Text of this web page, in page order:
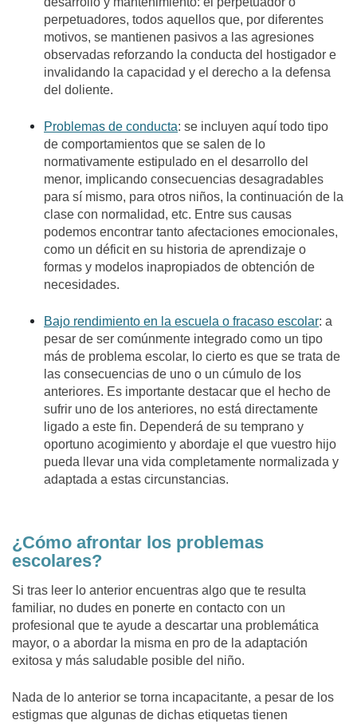
perpetuadores, todos aquellos que, por diferentes
motivos, se mantienen pasivos a las agresiones
observadas reforzando la conducta del hostigador e
invalidando la capacidad y el derecho a la defensa
del doliente.
Problemas de conducta: se incluyen aquí todo tipo
de comportamientos que se salen de lo
normativamente estipulado en el desarrollo del
menor, implicando consecuencias desagradables
para sí mismo, para otros niños, la continuación de la
clase con normalidad, etc. Entre sus causas
podemos encontrar tanto afectaciones emocionales,
como un déficit en su historia de aprendizaje o
formas y modelos inapropiados de obtención de
necesidades.
Bajo rendimiento en la escuela o fracaso escolar: a
pesar de ser comúnmente integrado como un tipo
más de problema escolar, lo cierto es que se trata de
las consecuencias de uno o un cúmulo de los
anteriores. Es importante destacar que el hecho de
sufrir uno de los anteriores, no está directamente
ligado a este fin. Dependerá de su temprano y
oportuno acogimiento y abordaje el que vuestro hijo
pueda llevar una vida completamente normalizada y
adaptada a estas circunstancias.
¿Cómo afrontar los problemas
escolares?
Si tras leer lo anterior encuentras algo que te resulta
familiar, no dudes en ponerte en contacto con un
profesional que te ayude a descartar una problemática
mayor, o a abordar la misma en pro de la adaptación
exitosa y más saludable posible del niño.
Nada de lo anterior se torna incapacitante, a pesar de los
estigmas que algunas de dichas etiquetas tienen